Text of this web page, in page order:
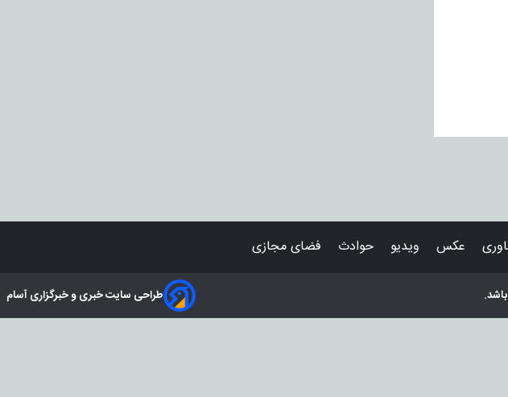
عکس ویدیو حوادث فضای مجازی
طراحی سایت خبری و خبرگزاری آسام